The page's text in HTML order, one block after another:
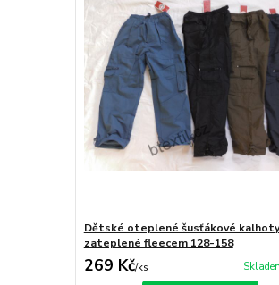
Dětské oteplené šusťákové kalhoty
zateplené fleecem 128-158
269 Kč/ks